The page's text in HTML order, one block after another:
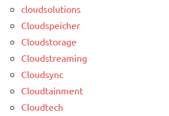
cloudsolutions
Cloudspeicher
Cloudstorage
Cloudstreaming
Cloudsync
Cloudtainment
Cloudtech